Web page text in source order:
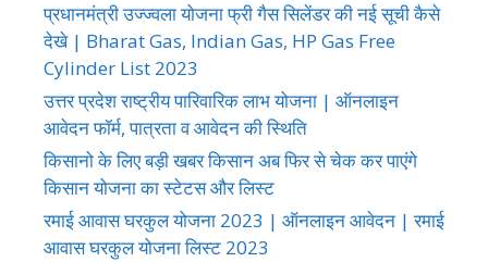
प्रधानमंत्री उज्ज्वला योजना फ्री गैस सिलेंडर की नई सूची कैसे
देखे | Bharat Gas, Indian Gas, HP Gas Free
Cylinder List 2023
उत्तर प्रदेश राष्ट्रीय पारिवारिक लाभ योजना | ऑनलाइन
आवेदन फॉर्म, पात्रता व आवेदन की स्थिति
किसानो के लिए बड़ी खबर किसान अब फिर से चेक कर पाएंगे
किसान योजना का स्टेटस और लिस्ट
रमाई आवास घरकुल योजना 2023 | ऑनलाइन आवेदन | रमाई
आवास घरकुल योजना लिस्ट 2023